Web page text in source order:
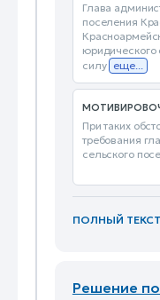
Глава
поселения
юридического
силу еще...
При таких
требования
сельского
ПОЛНЫЙ ТЕКСТ
Решение